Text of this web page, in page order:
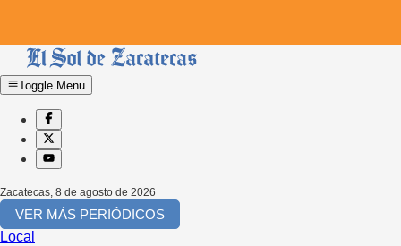
Toggle Menu
Zacatecas, 8 de agosto de 2026
VER MÁS PERIÓDICOS
Local